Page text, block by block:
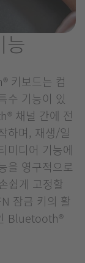
능
키보드는 컴
수 기능이 있
채널 간에 전
하며, 재생/일
미디어 기능에
을 영구적으로
쉽게 고정할
잠금 키의 활
Bluetooth®